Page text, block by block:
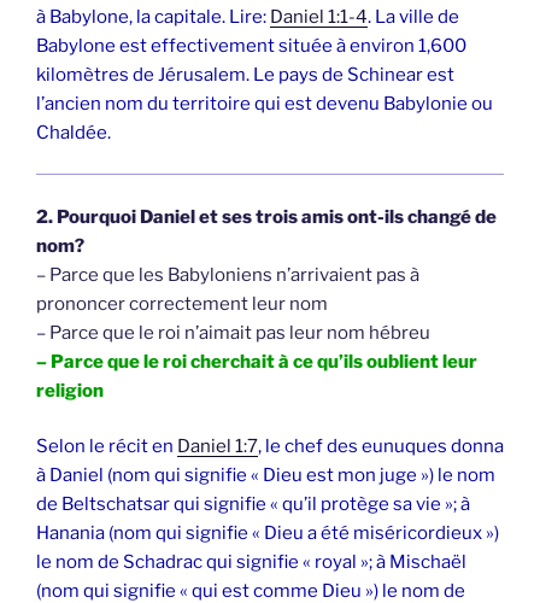
à Babylone, la capitale. Lire: Daniel 1:1-4. La ville de
Babylone est effectivement située à environ 1,600
kilomètres de Jérusalem. Le pays de Schinear est
l’ancien nom du territoire qui est devenu Babylonie ou
Chaldée.
2. Pourquoi Daniel et ses trois amis ont-ils changé de
nom?
– Parce que les Babyloniens n’arrivaient pas à
prononcer correctement leur nom
– Parce que le roi n’aimait pas leur nom hébreu
– Parce que le roi cherchait à ce qu’ils oublient leur
religion
Selon le récit en Daniel 1:7, le chef des eunuques donna
à Daniel (nom qui signifie « Dieu est mon juge ») le nom
de Beltschatsar qui signifie « qu’il protège sa vie »; à
Hanania (nom qui signifie « Dieu a été miséricordieux »)
le nom de Schadrac qui signifie « royal »; à Mischaël
(nom qui signifie « qui est comme Dieu ») le nom de